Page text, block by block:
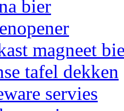
bier
magneet
tafel dekken
servies